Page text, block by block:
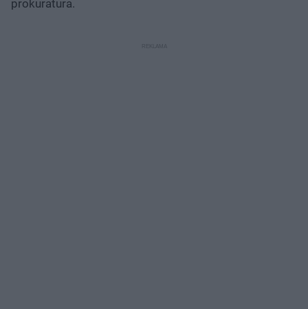
prokuratura.